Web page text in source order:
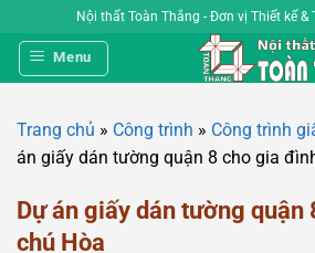
qua
nội
Nội thất Toàn Thắng - Đơn vị Thiết kế &
Menu
Trang chủ » Công trình » Công trình
án giấy dán tường quận 8 cho gia
Dự án giấy dán tường quận
chú Hòa